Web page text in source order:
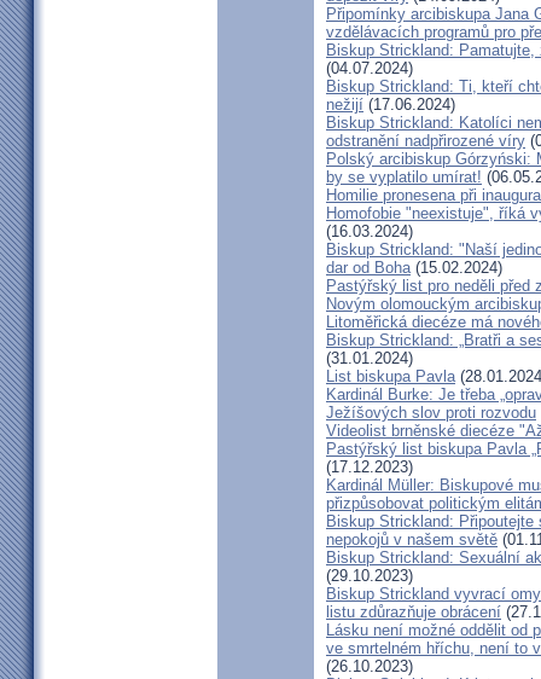
Připomínky arcibiskupa Jana
vzdělávacích programů pro
Biskup Strickland:
(04.07.2024)
Biskup Strickland: Ti, kteří
nežijí (17.06.2024)
Biskup Strickland: Katolíci
odstranění nadpřirozené víry
Polský arcibiskup Górzyński:
by se vyplatilo umírat!
Homilie pronesena při
Homofobie "neexistuje", říká
(16.03.2024)
Biskup Strickland: "Naší
dar od Boha(15.02.2024)
Pastýřský list pro neděli před
Novým olomouckým
Litoměřická diecéze má
Biskup Strickland: „Bratři a
(31.01.2024)
List biskupa Pavla
Kardinál Burke: Je třeba
Ježíšových slov proti rozvodu
Videolist brněnské diecéze
Pastýřský list biskupa Pavla
(17.12.2023)
Kardinál Müller: Biskupové
přizpůsobovat politickým
Biskup Strickland:
nepokojů v našem světě
Biskup Strickland: Sexuální
(29.10.2023)
Biskup Strickland vyvrací
listu zdůrazňuje obrácení
Lásku není možné oddělit od
ve smrtelném hříchu, není to
(26.10.2023)